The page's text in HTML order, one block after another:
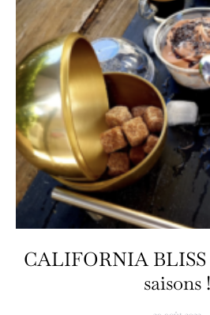
CALIFORNIA BLISS
saisons !